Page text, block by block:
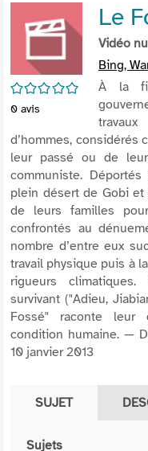
/5
0 avis
Le
Vidéo
Bing,
À la
d’hommes, considérés
leur passé ou de
communiste.
plein désert de Gobi
de leurs familles
confrontés au
nombre d’entre eux
travail physique puis à
rigueurs
survivant ("Adieu,
Fossé" raconte
condition humaine. —
10 janvier 2013
SUJET
Sujets